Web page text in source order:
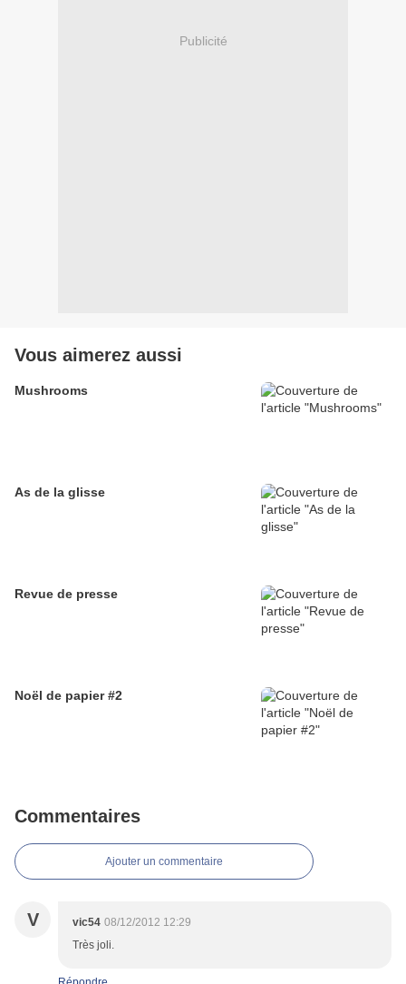
Publicité
Vous aimerez aussi
Mushrooms
As de la glisse
Revue de presse
Noël de papier #2
Commentaires
Ajouter un commentaire
V vic54 08/12/2012 12:29
Très joli.